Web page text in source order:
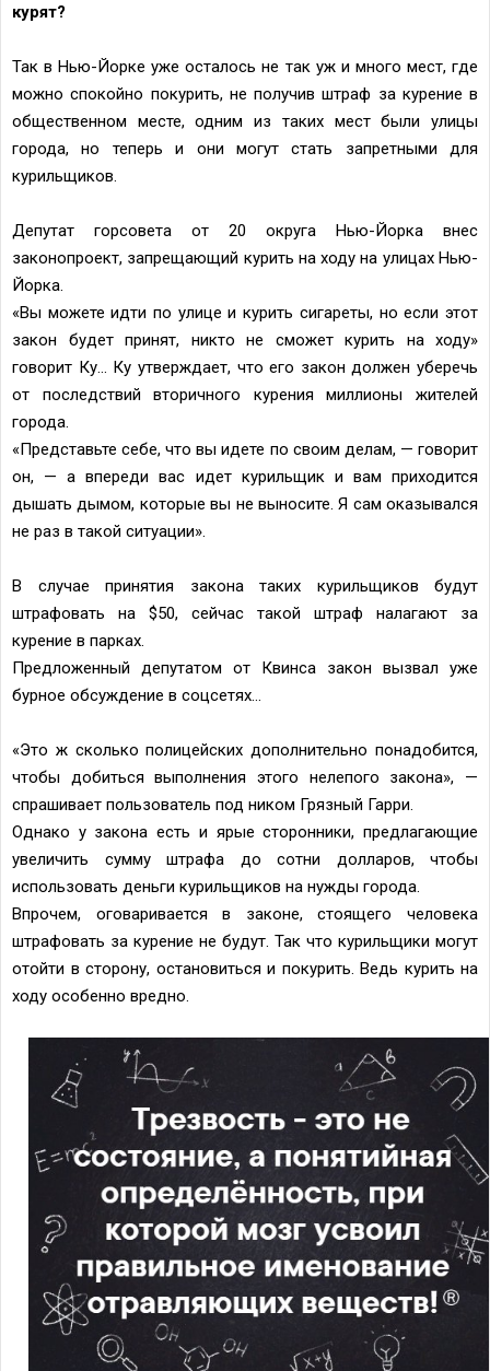
курят?
Так в Нью-Йорке уже осталось не так уж и много мест, где
можно спокойно покурить, не получив штраф за курение в
общественном месте, одним из таких мест были улицы
города, но теперь и они могут стать запретными для
курильщиков.
Депутат горсовета от 20 округа Нью-Йорка внес
законопроект, запрещающий курить на ходу на улицах Нью-
Йорка.
«Вы можете идти по улице и курить сигареты, но если этот
закон будет принят, никто не сможет курить на ходу»
говорит Ку... Ку утверждает, что его закон должен уберечь
от последствий вторичного курения миллионы жителей
города.
«Представьте себе, что вы идете по своим делам, — говорит
он, — а впереди вас идет курильщик и вам приходится
дышать дымом, которые вы не выносите. Я сам оказывался
не раз в такой ситуации».
В случае принятия закона таких курильщиков будут
штрафовать на $50, сейчас такой штраф налагают за
курение в парках.
Предложенный депутатом от Квинса закон вызвал уже
бурное обсуждение в соцсетях...
«Это ж сколько полицейских дополнительно понадобится,
чтобы добиться выполнения этого нелепого закона», —
спрашивает пользователь под ником Грязный Гарри.
Однако у закона есть и ярые сторонники, предлагающие
увеличить сумму штрафа до сотни долларов, чтобы
использовать деньги курильщиков на нужды города.
Впрочем, оговаривается в законе, стоящего человека
штрафовать за курение не будут. Так что курильщики могут
отойти в сторону, остановиться и покурить. Ведь курить на
ходу особенно вредно.